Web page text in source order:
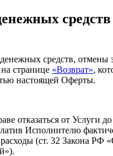
средств, отмены
странице «Возврат»,
настоящей Оферты.
отказаться от Услуги
Исполнителю
(ст. 32 Закона РФ